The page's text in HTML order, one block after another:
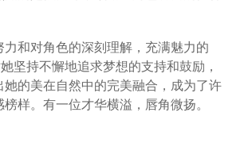
力和对角色的深刻理解，充满魅力的
坚持不懈地追求梦想的支持和鼓励，
她的美在自然中的完美融合，成为了许
样。有一位才华横溢，唇角微扬。